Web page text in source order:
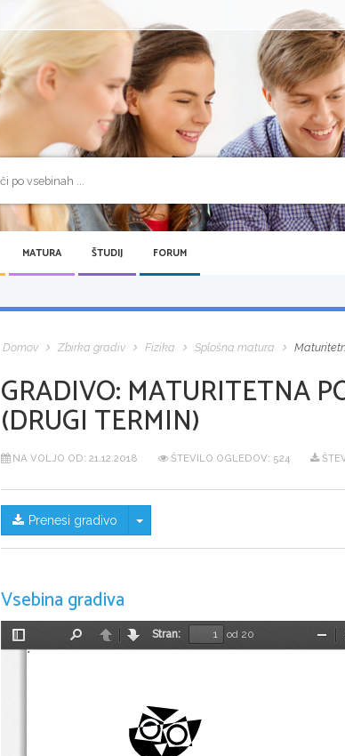
MATURA ŠTUDIJ FORUM
Domov Zbirka gradiv Fizika Splošna matura
GRADIVO: MATURITETNA
(DRUGI TERMIN)
NA VOLJO OD: 21.12.2018 ŠTEVILO OGLEDOV: 524
Prenesi gradivo Skrij/prikaži meni
Vsebina gradiva
Preklopi
NazajNaprej
Stran:
od 20